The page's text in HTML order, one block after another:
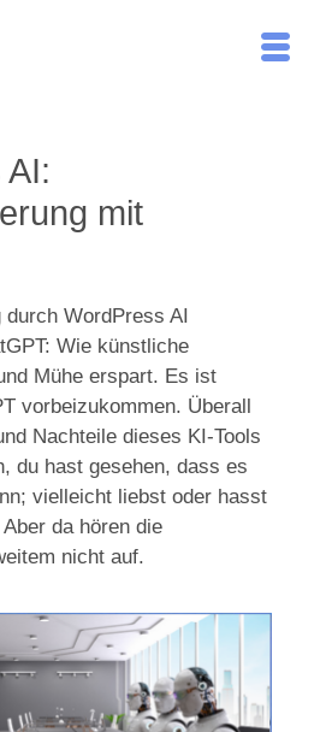
mit
WordPress AI
Wie künstliche
Mühe erspart. Es ist
vorbeizukommen. Überall
Nachteile dieses KI-Tools
du hast gesehen, dass es
vielleicht liebst oder hasst
da hören die
nicht auf.